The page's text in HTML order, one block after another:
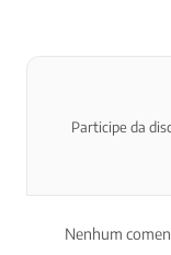
Participe da
Nenhum